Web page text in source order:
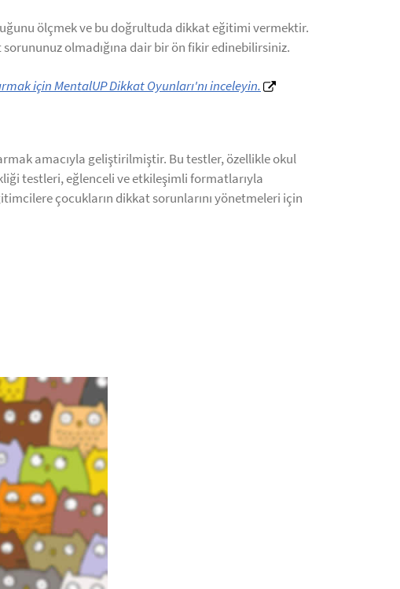
ölçmek ve bu doğrultuda dikkat eğitimi vermektir.
olmadığına dair bir ön fikir edinebilirsiniz.
için MentalUP Dikkat Oyunları'nı inceleyin.
amacıyla geliştirilmiştir. Bu testler, özellikle okul
testleri, eğlenceli ve etkileşimli formatlarıyla
çocukların dikkat sorunlarını yönetmeleri için